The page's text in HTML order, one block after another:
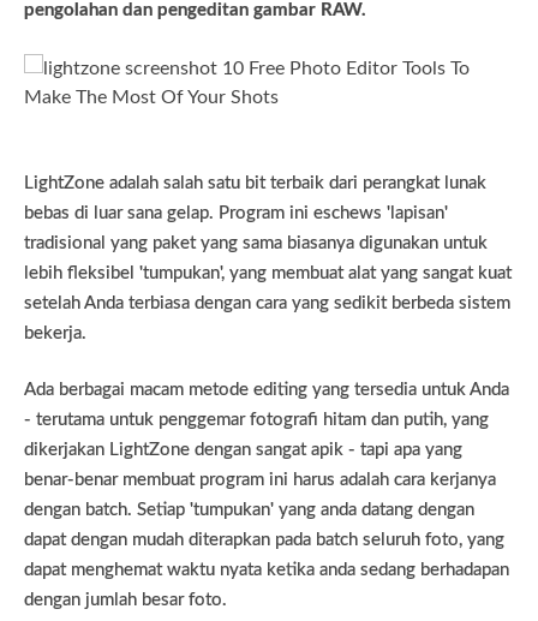
pengolahan dan pengeditan gambar RAW.
LightZone adalah salah satu bit terbaik dari perangkat lunak
bebas di luar sana gelap. Program ini eschews 'lapisan'
tradisional yang paket yang sama biasanya digunakan untuk
lebih fleksibel 'tumpukan', yang membuat alat yang sangat kuat
setelah Anda terbiasa dengan cara yang sedikit berbeda sistem
bekerja.
Ada berbagai macam metode editing yang tersedia untuk Anda
- terutama untuk penggemar fotografi hitam dan putih, yang
dikerjakan LightZone dengan sangat apik - tapi apa yang
benar-benar membuat program ini harus adalah cara kerjanya
dengan batch. Setiap 'tumpukan' yang anda datang dengan
dapat dengan mudah diterapkan pada batch seluruh foto, yang
dapat menghemat waktu nyata ketika anda sedang berhadapan
dengan jumlah besar foto.